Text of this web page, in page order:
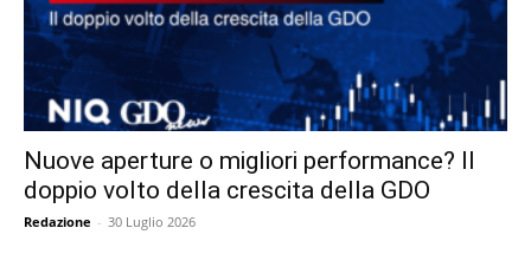
Nuove aperture o migliori performance? Il
doppio volto della crescita della GDO
Redazione - 30 Luglio 2026